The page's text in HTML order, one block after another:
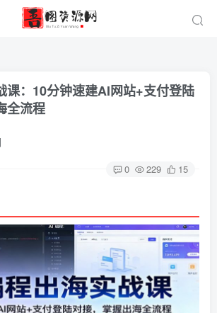
课：10分钟速建AI网站+支付登陆
全流程
0 229 15